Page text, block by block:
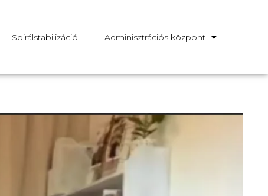
Spirálstabilizáció Adminisztrációs központ